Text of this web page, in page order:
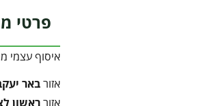
פרטי
איסוף עצמי
אזורבאר
אזורראשון